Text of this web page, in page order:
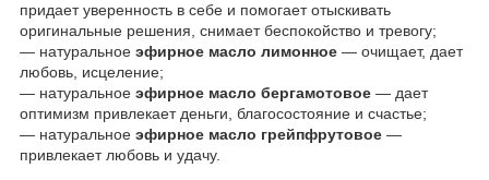
придает уверенность в себе и помогает отыскивать
оригинальные решения, снимает беспокойство и тревогу;
— натуральное эфирное масло лимонное — очищает, дает
любовь, исцеление;
— натуральное эфирное масло бергамотовое — дает
оптимизм привлекает деньги, благосостояние и счастье;
— натуральное эфирное масло грейпфрутовое —
привлекает любовь и удачу.